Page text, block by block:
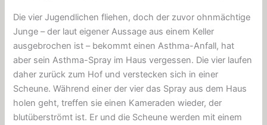
Die vier Jugendlichen fliehen, doch der zuvor ohnmächtige
Junge – der laut eigener Aussage aus einem Keller
ausgebrochen ist – bekommt einen Asthma-Anfall, hat
aber sein Asthma-Spray im Haus vergessen. Die vier laufen
daher zurück zum Hof und verstecken sich in einer
Scheune. Während einer der vier das Spray aus dem Haus
holen geht, treffen sie einen Kameraden wieder, der
blutüberströmt ist. Er und die Scheune werden mit einem